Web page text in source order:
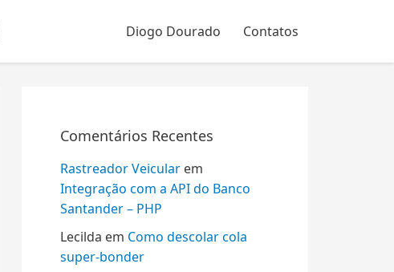
Diogo Dourado Contatos
Comentários Recentes
Rastreador Veicular em
Integração com a API do Banco
Santander – PHP
Lecilda em Como descolar cola
super-bonder